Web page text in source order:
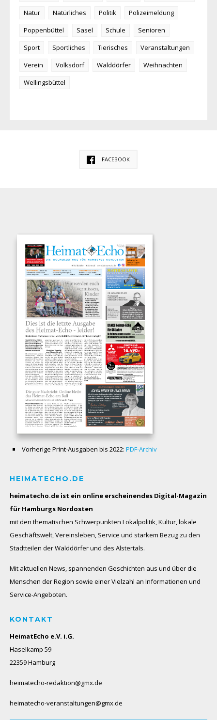
Natur
Natürliches Politik
Polizeimeldung
Poppenbüttel
Sasel Schule
Senioren
Sport
Sportliches Tierisches
Veranstaltungen
Verein
Volksdorf Walddörfer
Weihnachten
Wellingsbüttel
FACEBOOK
Vorherige Print-Ausgaben bis 2022: PDF-Archiv
HEIMATECHO.DE
heimatecho.de ist ein online erscheinendes Digital-Magazin
für Hamburgs Nordosten
mit den thematischen Schwerpunkten Lokalpolitik, Kultur, lokale
Geschäftswelt, Vereinsleben, Service und starkem Bezug zu den
Stadtteilen der Walddörfer und des Alstertals.
Mit aktuellen News, spannenden Geschichten aus und über die
Menschen der Region sowie einer Vielzahl an Informationen und
Service-Angeboten.
KONTAKT
HeimatEcho e.V. i.G.
Haselkamp 59
22359 Hamburg
heimatecho-redaktion@gmx.de
heimatecho-veranstaltungen@gmx.de